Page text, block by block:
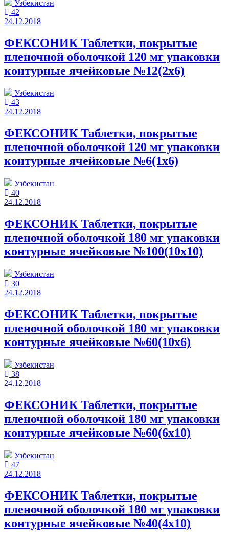
Узбекистан
42
24.12.2018
ФЕКСОНИК Таблетки, покрытые
пленочной оболочкой 120 мг упаковки
контурные ячейковые №12(2x6)
Узбекистан
43
24.12.2018
ФЕКСОНИК Таблетки, покрытые
пленочной оболочкой 120 мг упаковки
контурные ячейковые №6(1x6)
Узбекистан
40
24.12.2018
ФЕКСОНИК Таблетки, покрытые
пленочной оболочкой 180 мг упаковки
контурные ячейковые №100(10x10)
Узбекистан
30
24.12.2018
ФЕКСОНИК Таблетки, покрытые
пленочной оболочкой 180 мг упаковки
контурные ячейковые №60(10x6)
Узбекистан
38
24.12.2018
ФЕКСОНИК Таблетки, покрытые
пленочной оболочкой 180 мг упаковки
контурные ячейковые №60(6x10)
Узбекистан
47
24.12.2018
ФЕКСОНИК Таблетки, покрытые
пленочной оболочкой 180 мг упаковки
контурные ячейковые №40(4x10)